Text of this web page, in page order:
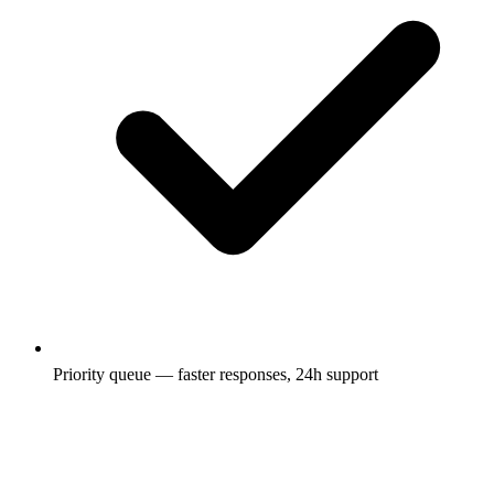
Priority queue — faster responses, 24h support